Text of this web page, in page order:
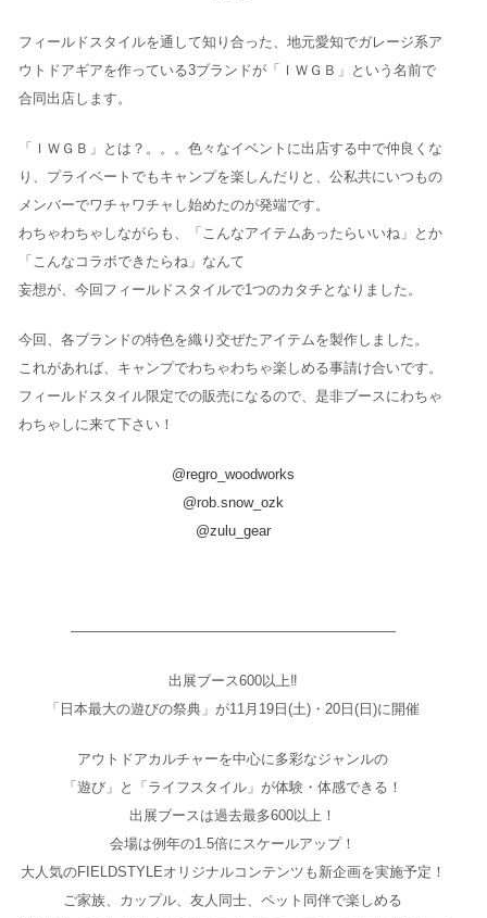
フィールドスタイルを通して知り合った、地元愛知でガレージ系ア
ウトドアギアを作っている3ブランドが「ＩＷＧＢ」という名前で
合同出店します。
「ＩＷＧＢ」とは？。。。色々なイベントに出店する中で仲良くな
り、プライベートでもキャンプを楽しんだりと、公私共にいつもの
メンバーでワチャワチャし始めたのが発端です。
わちゃわちゃしながらも、「こんなアイテムあったらいいね」とか
「こんなコラボできたらね」なんて
妄想が、今回フィールドスタイルで1つのカタチとなりました。
今回、各ブランドの特色を織り交ぜたアイテムを製作しました。
これがあれば、キャンプでわちゃわちゃ楽しめる事請け合いです。
フィールドスタイル限定での販売になるので、是非ブースにわちゃ
わちゃしに来て下さい！
@regro_woodworks
@rob.snow_ozk
@zulu_gear
―――――――――――――――――――――――
出展ブース600以上‼️
「日本最大の遊びの祭典」が11月19日(土)・20日(日)に開催
アウトドアカルチャーを中心に多彩なジャンルの
「遊び」と「ライフスタイル」が体験・体感できる！
出展ブースは過去最多600以上！
会場は例年の1.5倍にスケールアップ！
大人気のFIELDSTYLEオリジナルコンテンツも新企画を実施予定！
ご家族、カップル、友人同士、ペット同伴で楽しめる